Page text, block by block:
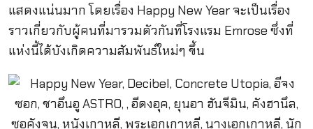
แสดงแน่นมาก โดยเรื่อง Happy New Year จะเป็นเรื่อง
ราวเกี่ยวกับผู้คนที่มารวมตัวกันที่โรงแรม Emrose ซึ่งที่
แห่งนี้ได้บังเกิดความสัมพันธ์ใหม่ๆ ขึ้น